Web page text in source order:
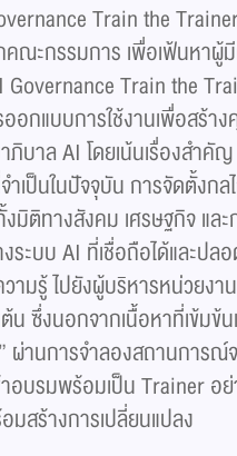
Train the
ณะกรรมการ เพื่อเฟ้นหาผู้
Governance Train the
อกแบบการใช้งานเพื่อสร้า
บาล AI โดยเน้นเรื่องสำคั
เป็นในปัจจุบัน การจัดตั้งก
มิติทางสังคม เศรษฐกิจ แล
งระบบ AI ที่เชื่อถือได้และป
มรู้ ไปยังผู้บริหารหน่วยงาน
น ซึ่งนอกจากเนื้อหาที่เข้มข้
ผ่านการจำลองสถานการณ์
อบรมพร้อมเป็น Trainer อ
สร้างการเปลี่ยนแปลง